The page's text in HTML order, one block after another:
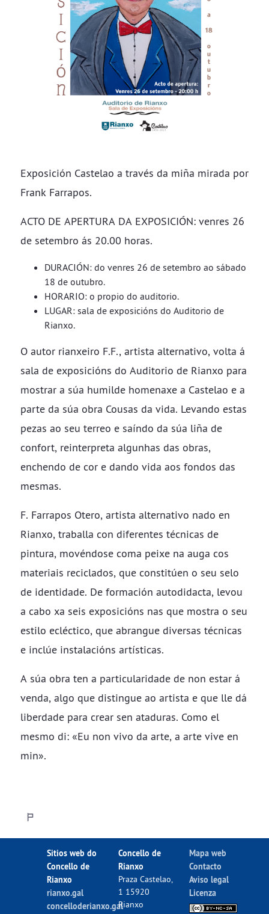
Exposición Castelao a través da miña mirada por
Frank Farrapos.
ACTO DE APERTURA DA EXPOSICIÓN: venres 26
de setembro ás 20.00 horas.
DURACIÓN: do venres 26 de setembro ao sábado
18 de outubro.
HORARIO: o propio do auditorio.
LUGAR: sala de exposicións do Auditorio de
Rianxo.
O autor rianxeiro F.F., artista alternativo, volta á
sala de exposicións do Auditorio de Rianxo para
mostrar a súa humilde homenaxe a Castelao e a
parte da súa obra Cousas da vida. Levando estas
pezas ao seu terreo e saíndo da súa liña de
confort, reinterpreta algunhas das obras,
enchendo de cor e dando vida aos fondos das
mesmas.
F. Farrapos Otero, artista alternativo nado en
Rianxo, traballa con diferentes técnicas de
pintura, movéndose coma peixe na auga cos
materiais reciclados, que constitúen o seu selo
de identidade. De formación autodidacta, levou
a cabo xa seis exposicións nas que mostra o seu
estilo ecléctico, que abrangue diversas técnicas
e inclúe instalacións artísticas.
A súa obra ten a particularidade de non estar á
venda, algo que distingue ao artista e que lle dá
liberdade para crear sen ataduras. Como el
mesmo di: «Eu non vivo da arte, a arte vive en
min».
Sitios web do
Concello de
Rianxo
rianxo.gal
concelloderianxo.gal
Concello de
Rianxo
Praza Castelao,
1 15920
Rianxo
Mapa web
Contacto
Aviso legal
Licenza